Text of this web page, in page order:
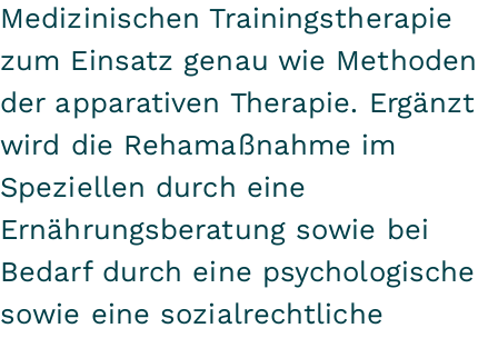
Medizinischen Trainingstherapie
zum Einsatz genau wie Methoden
der apparativen Therapie. Ergänzt
wird die Rehamaßnahme im
Speziellen durch eine
Ernährungsberatung sowie bei
Bedarf durch eine psychologische
sowie eine sozialrechtliche